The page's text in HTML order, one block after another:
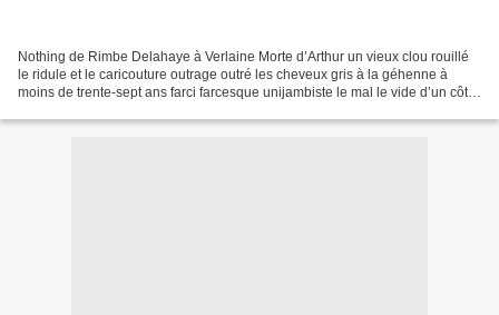
Nothing de Rimbe Delahaye à Verlaine Morte d’Arthur un vieux clou rouillé
le ridule et le caricouture outrage outré les cheveux gris à la géhenne à
moins de trente-sept ans farci farcesque unijambiste le mal le vide d’un côté